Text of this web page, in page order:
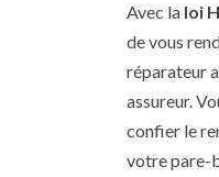
Avec la loi
de vous
réparateur
assureur.
confier le
votre pare-